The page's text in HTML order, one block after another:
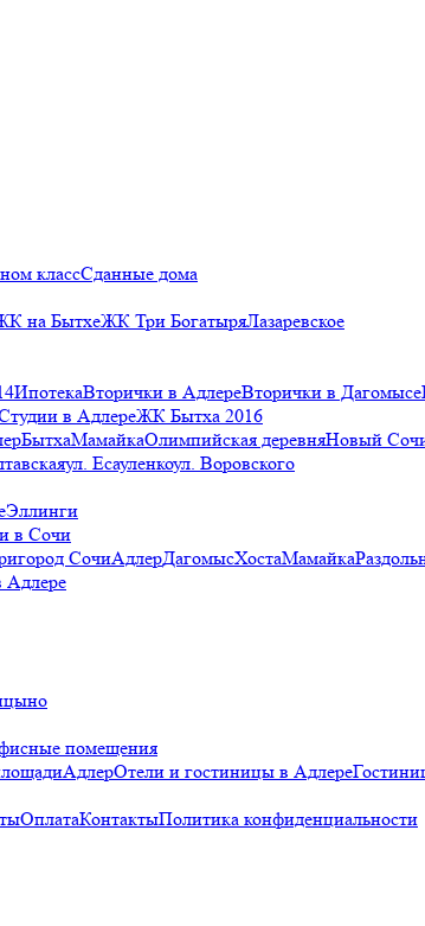
классСданные дома
на БытхеЖК Три БогатыряЛазаревское
ИпотекаВторички в АдлереВторички в Дагомысе
в АдлереЖК Бытха 2016
БытхаМамайкаОлимпийская деревняНовый
ул. Есауленкоул. Воровского
Эллинги
в Сочи
СочиАдлерДагомысХостаМамайка
Адлере
помещения
АдлерОтели и гостиницы в Адлере
ОплатаКонтактыПолитика конфиденциальности